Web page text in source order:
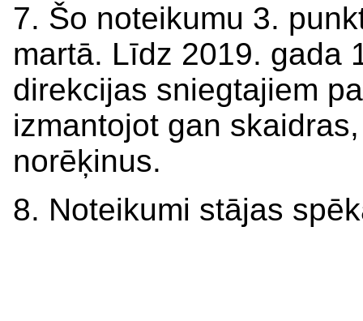
7. Šo noteikumu 3.
martā. Līdz 2019. gada
direkcijas sniegtajiem
izmantojot gan
norēķinus.
8. Noteikumi stājas